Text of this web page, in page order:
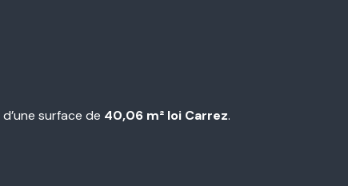
d’une surface de 40,06 m² loi Carrez.